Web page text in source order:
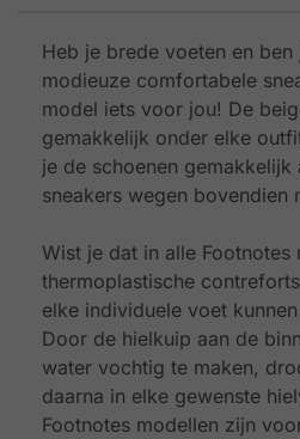
Heb je brede voeten en
modieuze comfortabele
model iets voor jou! De
gemakkelijk onder elke
je de schoenen gemakkelijk
sneakers wegen bovendien
Wist je dat in alle Footnotes
thermoplastische
elke individuele voet
Door de hielkuip aan de
water vochtig te maken,
daarna in elke gewenste
Footnotes modellen zijn